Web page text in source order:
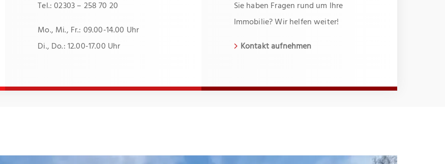
Tel.: 02303 – 258 70 20
Mo., Mi., Fr.: 09.00-14.00 Uhr
Di., Do.: 12.00-17.00 Uhr
Sie haben Fragen rund um Ihre
Immobilie? Wir helfen weiter!
Kontakt aufnehmen